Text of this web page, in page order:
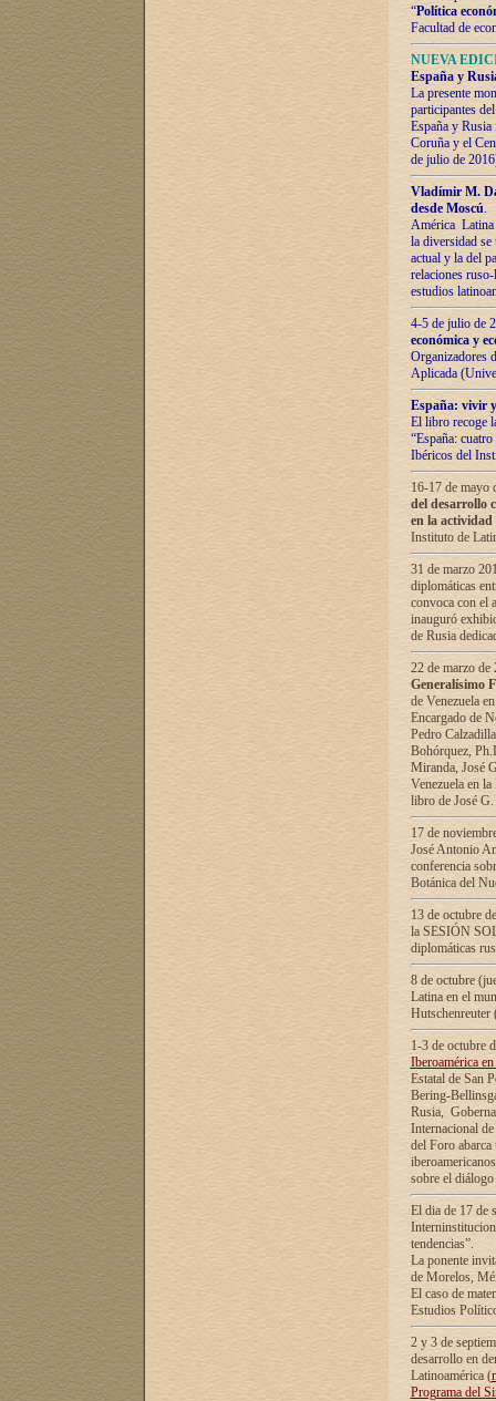
“Política
Facultad de
NUEVA
España y
La presente
participantes
España y
Coruña y el
de julio de
Vladímir М.
desde Moscú.
América Latina
la diversidad
actual у lа del
relaciones
estudios
4-5 de julio de
económica y
Organizadores
Aplicada
España: vivir
El libro recoge
“España:
Ibéricos del
16-17 de mayo
del desarrollo
en la
Instituto de
31 de marzo
diplomáticas
convoca con el
inauguró
de Rusia
22 de marzo
Generalísimo
de Venezuela
Encargado de
Pedro
Bohórquez,
Miranda, José
Venezuela en
libro de José
17 de
José Antonio
conferencia
Botánica del
13 de octubre
la SESIÓN
diplomáticas
8 de octubre
Latina en el
1-3 de octubre
Iberoamérica
Estatal de San
Bering-
Rusia,
Internacional
del Foro
sobre el
El dia de 17 de
tendencias”.
La ponente
de Morelos,
El caso de
Estudios
2 y 3 de
desarrollo en
Latinoamérica (
Programa del